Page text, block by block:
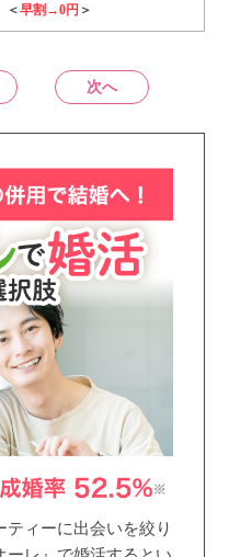
＜早割→0円 ＞
次へ
ィーに出会いを絞り